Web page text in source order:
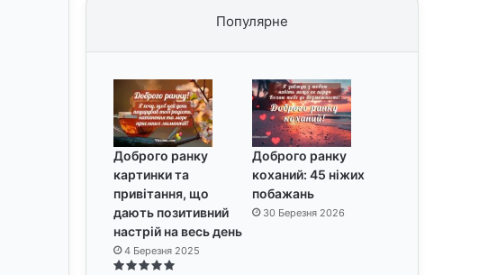
Популярне
Доброго ранку
картинки та
привітання, що
дають позитивний
настрій на весь день
4 Березня 2025
Доброго ранку
коханий: 45 ніжих
побажань
30 Березня 2026